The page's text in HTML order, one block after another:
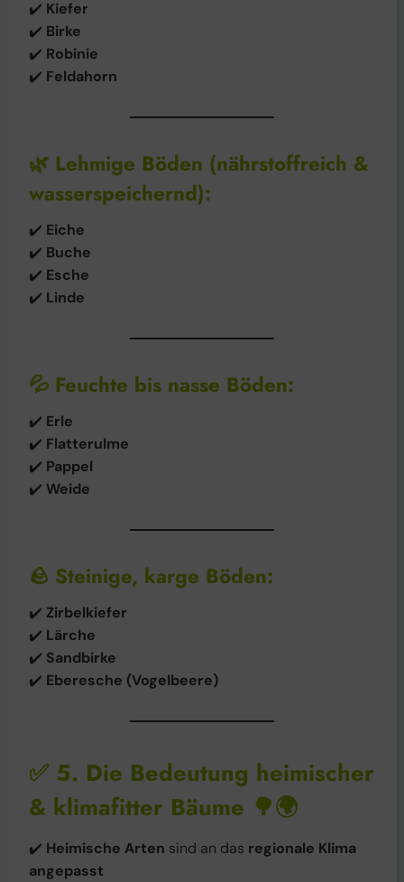
✔️ Kiefer
✔️ Birke
✔️ Robinie
✔️ Feldahorn
🌿 Lehmige Böden (nährstoffreich &
wasserspeichernd):
✔️ Eiche
✔️ Buche
✔️ Esche
✔️ Linde
💦 Feuchte bis nasse Böden:
✔️ Erle
✔️ Flatterulme
✔️ Pappel
✔️ Weide
🪨 Steinige, karge Böden:
✔️ Zirbelkiefer
✔️ Lärche
✔️ Sandbirke
✔️ Eberesche (Vogelbeere)
✅ 5. Die Bedeutung heimischer
& klimafitter Bäume 🌳🌍
✔️ Heimische Arten sind an das regionale Klima
angepasst